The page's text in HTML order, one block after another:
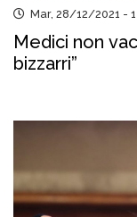
Mar, 28/12/2021 -
Medici non
bizzarri”